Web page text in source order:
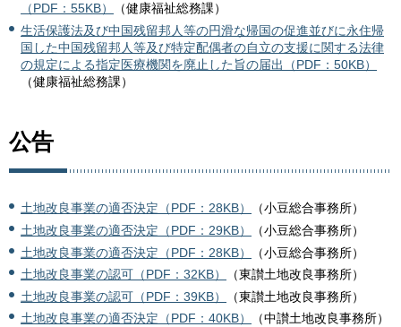
（PDF：55KB）
（健康福祉総務課）
生活保護法及び中国残留邦人等の円滑な帰国の促進並びに永住帰
国した中国残留邦人等及び特定配偶者の自立の支援に関する法律
の規定による指定医療機関を廃止した旨の届出（PDF：50KB）
（健康福祉総務課）
公告
土地改良事業の適否決定（PDF：28KB）
（小豆総合事務所）
土地改良事業の適否決定（PDF：29KB）
（小豆総合事務所）
土地改良事業の適否決定（PDF：28KB）
（小豆総合事務所）
土地改良事業の認可（PDF：32KB）
（東讃土地改良事務所）
土地改良事業の認可（PDF：39KB）
（東讃土地改良事務所）
土地改良事業の適否決定（PDF：40KB）
（中讃土地改良事務所）